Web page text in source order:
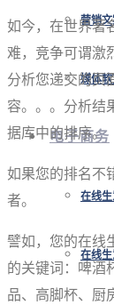
营销
媒体
电子商务
在线
在线
如今，在世界著
难，竞争可谓激
分析您递交的页
容。。。分析结
据库中的排序。
如果您的排名不
者。
譬如，您的在线
的关键词：啤酒
品、高脚杯、厨